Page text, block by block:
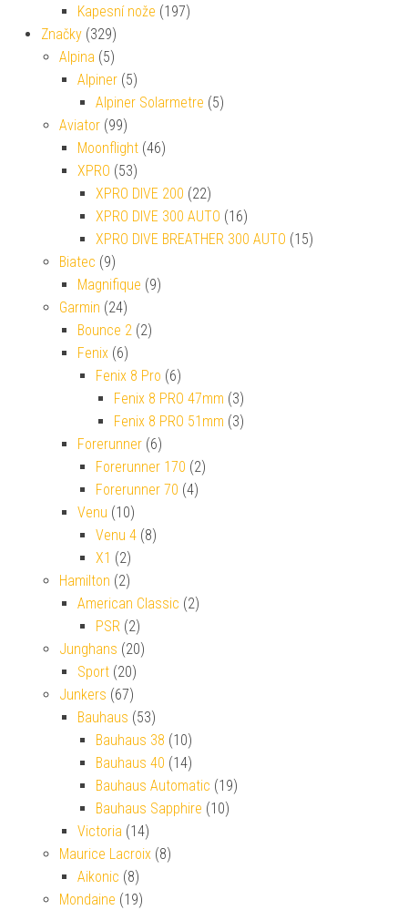
Kapesní nože (197)
Značky (329)
Alpina (5)
Alpiner (5)
Alpiner Solarmetre (5)
Aviator (99)
Moonflight (46)
XPRO (53)
XPRO DIVE 200 (22)
XPRO DIVE 300 AUTO (16)
XPRO DIVE BREATHER 300 AUTO (15)
Biatec (9)
Magnifique (9)
Garmin (24)
Bounce 2 (2)
Fenix (6)
Fenix 8 Pro (6)
Fenix 8 PRO 47mm (3)
Fenix 8 PRO 51mm (3)
Forerunner (6)
Forerunner 170 (2)
Forerunner 70 (4)
Venu (10)
Venu 4 (8)
X1 (2)
Hamilton (2)
American Classic (2)
PSR (2)
Junghans (20)
Sport (20)
Junkers (67)
Bauhaus (53)
Bauhaus 38 (10)
Bauhaus 40 (14)
Bauhaus Automatic (19)
Bauhaus Sapphire (10)
Victoria (14)
Maurice Lacroix (8)
Aikonic (8)
Mondaine (19)